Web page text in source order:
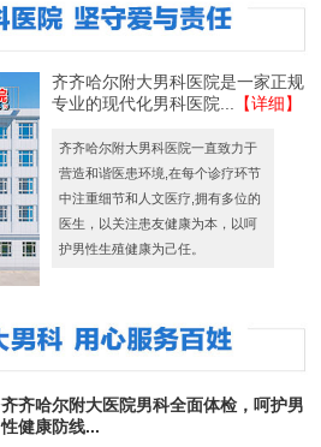
齐齐哈尔附大男科医院是一家正规
专业的现代化男科医院...
【详细】
齐齐哈尔附大男科医院一直致力于
营造和谐医患环境,在每个诊疗环节
中注重细节和人文医疗,拥有多位的
医生，以关注患友健康为本，以呵
护男性生殖健康为己任。
齐齐哈尔附大医院男科全面体检，呵护男
性健康防线...